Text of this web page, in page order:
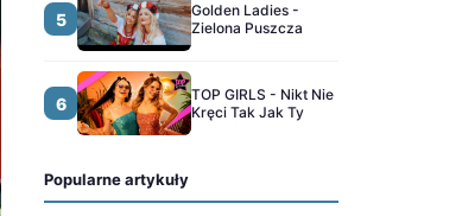
5
Golden Ladies -
Zielona Puszcza
6
TOP GIRLS - Nikt Nie
Kręci Tak Jak Ty
Popularne artykuły